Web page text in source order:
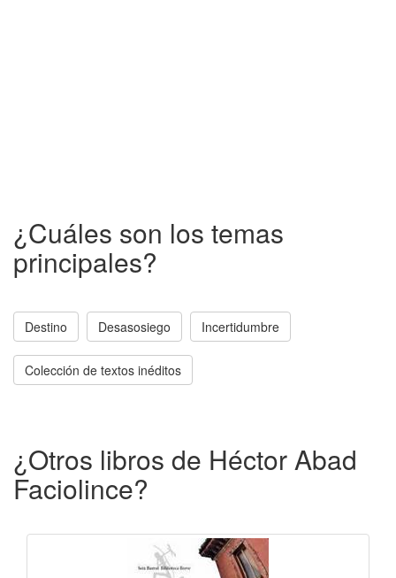
¿Cuáles son los temas
principales?
Destino Desasosiego Incertidumbre
Colección de textos inéditos
¿Otros libros de Héctor Abad
Faciolince?